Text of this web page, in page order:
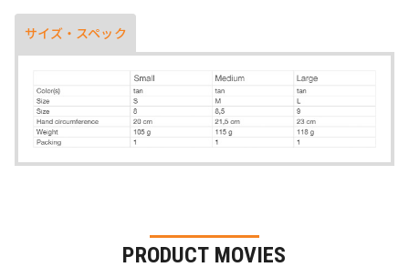
サイズ・スペック
PRODUCT MOVIES